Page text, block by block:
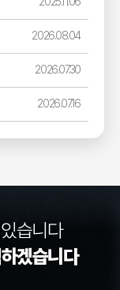
2026.08.04
2026.07.30
2026.07.16
습니다
겠습니다